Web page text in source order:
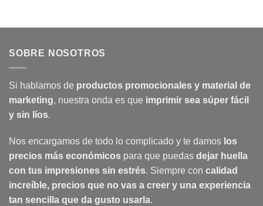
SOBRE NOSOTROS
Si hablamos de productos promocionales y material de
marketing, nuestra onda es que imprimir sea súper fácil
y sin líos.
Nos encargamos de todo lo complicado y te damos los
precios más económicos para que puedas dejar huella
con tus impresiones sin estrés. Siempre con calidad
increíble, precios que no vas a creer y una experiencia
tan sencilla que da gusto usarla.